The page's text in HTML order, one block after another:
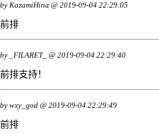
by KazamiHina @ 2019-09-04 22:29:05
前排
by _FILARET_ @ 2019-09-04 22:29:40
前排支持！
by wxy_god @ 2019-09-04 22:29:49
前排